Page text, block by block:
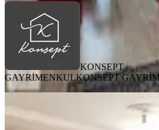
KONSEPT
GAYRİMENKULKONSEPT
Adatepe Mah.
Geniş 3+1